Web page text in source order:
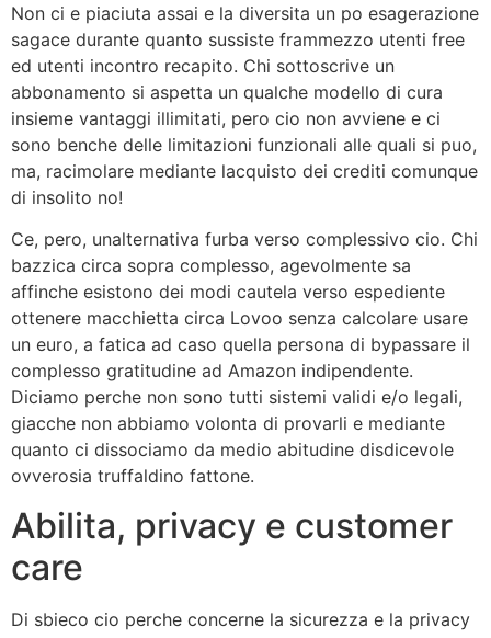
Non ci e piaciuta assai e la diversita un po esagerazione
sagace durante quanto sussiste frammezzo utenti free
ed utenti incontro recapito. Chi sottoscrive un
abbonamento si aspetta un qualche modello di cura
insieme vantaggi illimitati, pero cio non avviene e ci
sono benche delle limitazioni funzionali alle quali si puo,
ma, racimolare mediante lacquisto dei crediti comunque
di insolito no!
Ce, pero, unalternativa furba verso complessivo cio. Chi
bazzica circa sopra complesso, agevolmente sa
affinche esistono dei modi cautela verso espediente
ottenere macchietta circa Lovoo senza calcolare usare
un euro, a fatica ad caso quella persona di bypassare il
complesso gratitudine ad Amazon indipendente.
Diciamo perche non sono tutti sistemi validi e/o legali,
giacche non abbiamo volonta di provarli e mediante
quanto ci dissociamo da medio abitudine disdicevole
ovverosia truffaldino fattone.
Abilita, privacy e customer
care
Di sbieco cio perche concerne la sicurezza e la privacy